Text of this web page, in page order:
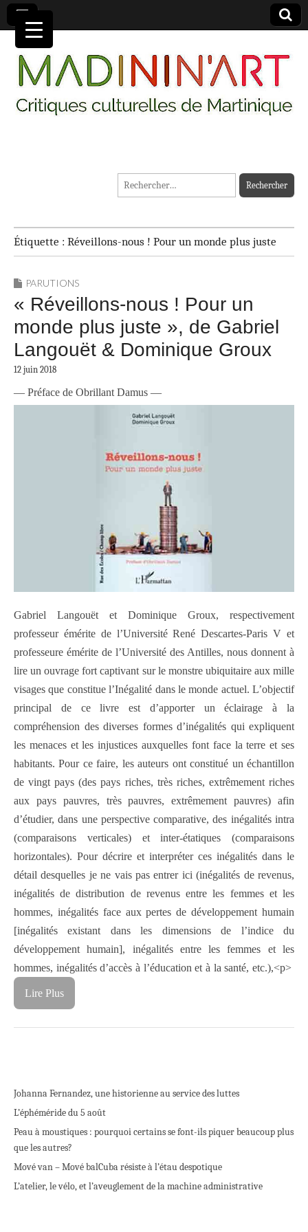
MADININ'ART
Rechercher :
Étiquette : Réveillons-nous ! Pour un monde plus juste
PARUTIONS
« Réveillons-nous ! Pour un
monde plus juste », de Gabriel
Langouët & Dominique Groux
12 juin 2018
— Préface de Obrillant Damus —
Gabriel Langouët et Dominique Groux, respectivement
professeur émérite de l’Université René Descartes-Paris V et
professeure émérite de l’Université des Antilles, nous donnent à
lire un ouvrage fort captivant sur le monstre ubiquitaire aux mille
visages que constitue l’Inégalité dans le monde actuel. L’objectif
principal de ce livre est d’apporter un éclairage à la
compréhension des diverses formes d’inégalités qui expliquent
les menaces et les injustices auxquelles font face la terre et ses
habitants. Pour ce faire, les auteurs ont constitué un échantillon
de vingt pays (des pays riches, très riches, extrêmement riches
aux pays pauvres, très pauvres, extrêmement pauvres) afin
d’étudier, dans une perspective comparative, des inégalités intra
(comparaisons verticales) et inter-étatiques (comparaisons
horizontales). Pour décrire et interpréter ces inégalités dans le
détail desquelles je ne vais pas entrer ici (inégalités de revenus,
inégalités de distribution de revenus entre les femmes et les
hommes, inégalités face aux pertes de développement humain
[inégalités existant dans les dimensions de l’indice du
développement humain], inégalités entre les femmes et les
hommes, inégalités d’accès à l’éducation et à la santé, etc.),<p>
Lire Plus
Johanna Fernandez, une historienne au service des luttes
L’éphéméride du 5 août
Peau à moustiques : pourquoi certains se font-ils piquer beaucoup plus
que les autres?
Mové van – Mové balCuba résiste à l’étau despotique
L’atelier, le vélo, et l’aveuglement de la machine administrative